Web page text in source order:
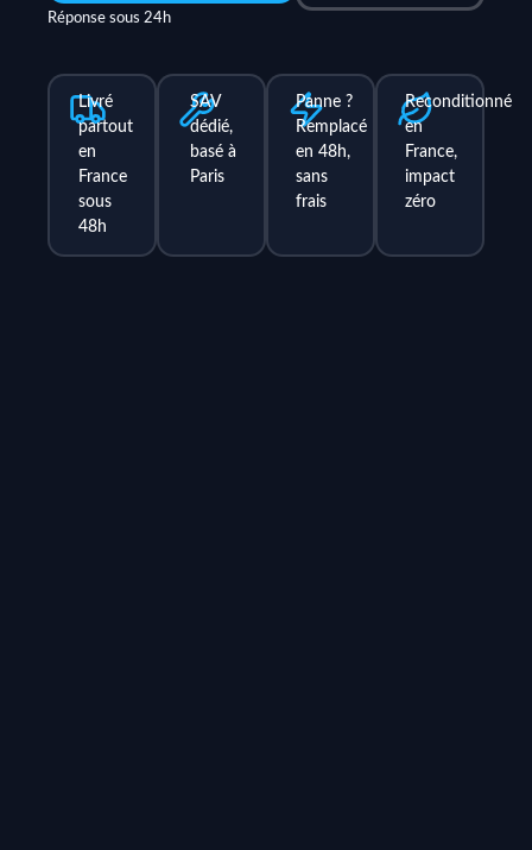
Réponse sous 24h
Livré
partout
en
France
sous
48h
SAV
dédié,
basé à
Paris
Panne ?
Remplacé
en 48h,
sans
frais
Reconditionné
en
France,
impact
zéro